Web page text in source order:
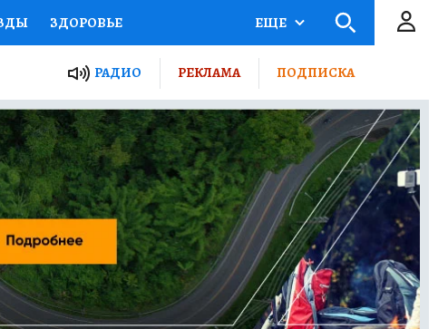
ЗДОРОВЬЕ
РОССИИ
ПУТЕВОДИТЕЛЬ
ЖЕЛЕЗА ТУРИЗМ
ГИД ПОТРЕБИТЕЛЯ ВСЕ О КП
ЕЩЕ
РАДИО РЕКЛАМА ПОДПИСКА